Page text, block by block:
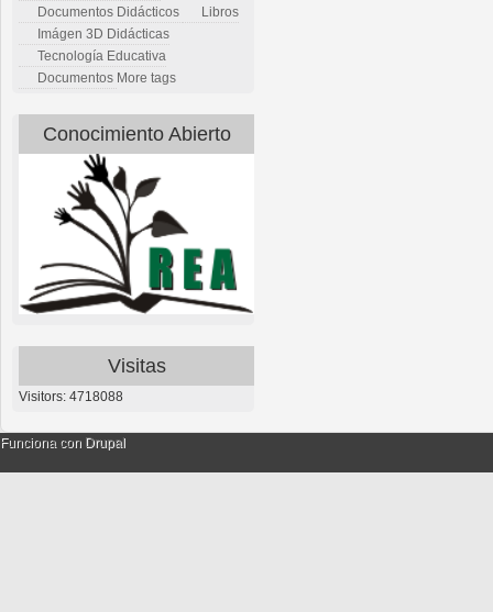
Documentos Didácticos
Libros
Imágen 3D Didácticas
Tecnología Educativa
Documentos More tags
Conocimiento Abierto
Visitas
Visitors: 4718088
Funciona con Drupal